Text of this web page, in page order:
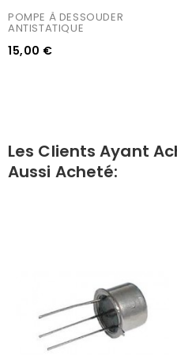
POMPE À DESSOUDER
ANTISTATIQUE
15,00 €
Les Clients Ayant
Aussi Acheté: